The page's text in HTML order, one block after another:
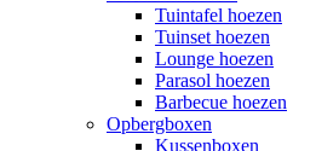
Tuintafel hoezen
Tuinset hoezen
Lounge hoezen
Parasol hoezen
Barbecue hoezen
Opbergboxen
Kussenboxen